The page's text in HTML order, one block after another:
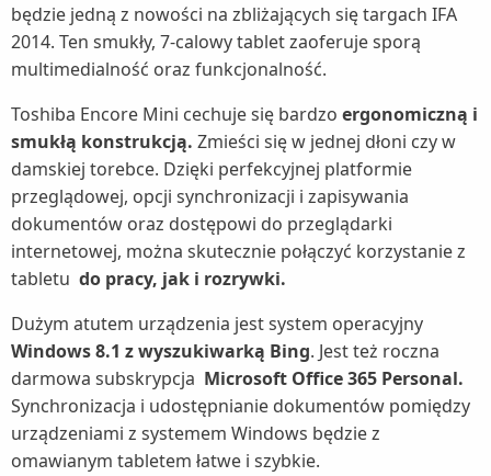
będzie jedną z nowości na zbliżających się targach IFA
2014. Ten smukły, 7-calowy tablet zaoferuje sporą
multimedialność oraz funkcjonalność.
Toshiba Encore Mini cechuje się bardzo ergonomiczną i
smukłą konstrukcją. Zmieści się w jednej dłoni czy w
damskiej torebce. Dzięki perfekcyjnej platformie
przeglądowej, opcji synchronizacji i zapisywania
dokumentów oraz dostępowi do przeglądarki
internetowej, można skutecznie połączyć korzystanie z
tabletu do pracy, jak i rozrywki.
Dużym atutem urządzenia jest system operacyjny
Windows 8.1 z wyszukiwarką Bing. Jest też roczna
darmowa subskrypcja Microsoft Office 365 Personal.
Synchronizacja i udostępnianie dokumentów pomiędzy
urządzeniami z systemem Windows będzie z
omawianym tabletem łatwe i szybkie.